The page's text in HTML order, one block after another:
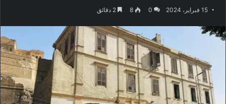
15 فبراير، 2024 0
8